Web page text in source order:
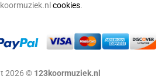
cookies.
2026 © 123koormuziek.nl